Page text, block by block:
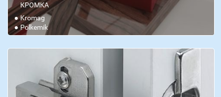
КРОМКА
Kromag
Polkemik